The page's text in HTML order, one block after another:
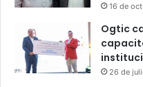
16 de
Ogtic
26 de